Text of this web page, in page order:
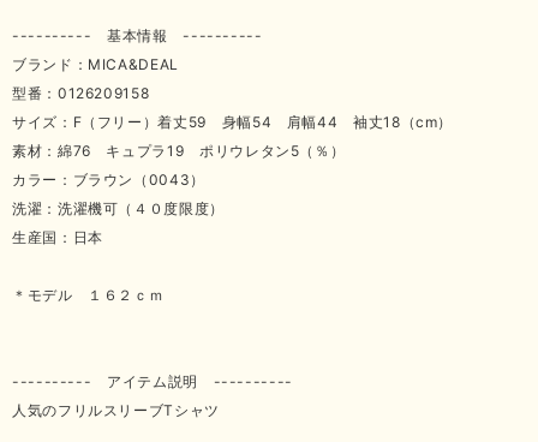
---------- 基本情報 ----------
ブランド：MICA&DEAL
型番：0126209158
サイズ：F（フリー）着丈59 身幅54 肩幅44 袖丈18（cm）
素材：綿76 キュプラ19 ポリウレタン5（％）
カラー：ブラウン（0043）
洗濯：洗濯機可（４０度限度）
生産国：日本
＊モデル １６２ｃｍ
---------- アイテム説明 ----------
人気のフリルスリーブTシャツ